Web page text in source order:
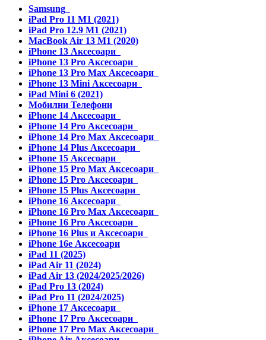
Samsung
iPad Pro 11 M1 (2021)
iPad Pro 12.9 M1 (2021)
MacBook Air 13 M1 (2020)
iPhone 13 Аксесоари
iPhone 13 Pro Аксесоари
iPhone 13 Pro Max Аксесоари
iPhone 13 Mini Аксесоари
iPad Mini 6 (2021)
Мобилни Телефони
iPhone 14 Аксесоари
iPhone 14 Pro Аксесоари
iPhone 14 Pro Max Аксесоари
iPhone 14 Plus Аксесоари
iPhone 15 Аксесоари
iPhone 15 Pro Max Аксесоари
iPhone 15 Pro Аксесоари
iPhone 15 Plus Аксесоари
iPhone 16 Аксесоари
iPhone 16 Pro Max Аксесоари
iPhone 16 Pro Аксесоари
iPhone 16 Plus и Аксесоари
iPhone 16e Аксесоари
iPad 11 (2025)
iPad Air 11 (2024)
iPad Air 13 (2024/2025/2026)
iPad Pro 13 (2024)
iPad Pro 11 (2024/2025)
iPhone 17 Аксесоари
iPhone 17 Pro Аксесоари
iPhone 17 Pro Max Аксесоари